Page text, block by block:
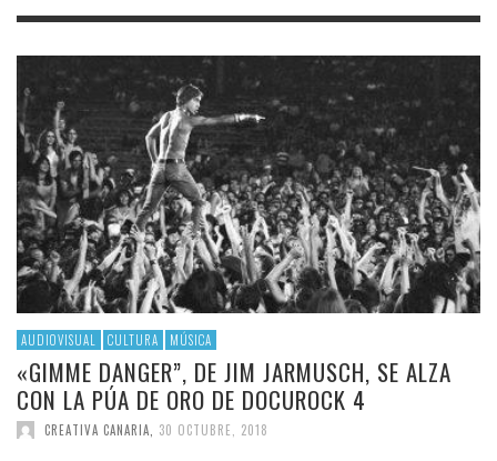
AUDIOVISUAL CULTURA MÚSICA
«GIMME DANGER”, DE JIM JARMUSCH, SE ALZA
CON LA PÚA DE ORO DE DOCUROCK 4
CREATIVA CANARIA 30 OCTUBRE, 2018